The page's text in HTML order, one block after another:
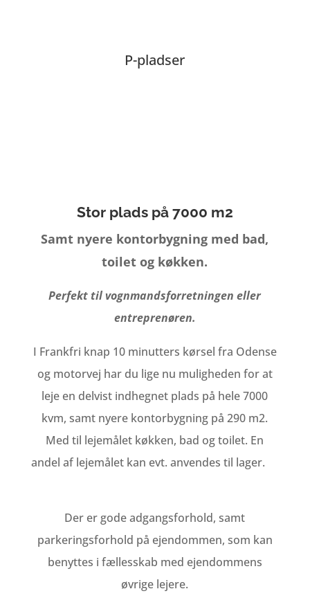
P-pladser
Stor plads på 7000 m2
Samt nyere kontorbygning med bad,
toilet og køkken.
Perfekt til vognmandsforretningen eller
entreprenøren.
I Frankfri knap 10 minutters kørsel fra Odense
og motorvej har du lige nu muligheden for at
leje en delvist indhegnet plads på hele 7000
kvm, samt nyere kontorbygning på 290 m2.
Med til lejemålet køkken, bad og toilet. En
andel af lejemålet kan evt. anvendes til lager.
Der er gode adgangsforhold, samt
parkeringsforhold på ejendommen, som kan
benyttes i fællesskab med ejendommens
øvrige lejere.